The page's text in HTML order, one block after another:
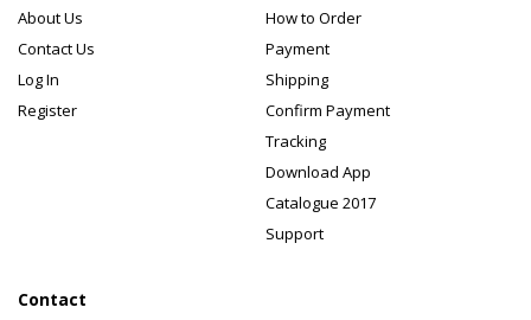
About Us
Contact Us
Log In
Register
How to Order
Payment
Shipping
Confirm Payment
Tracking
Download App
Catalogue 2017
Support
Contact